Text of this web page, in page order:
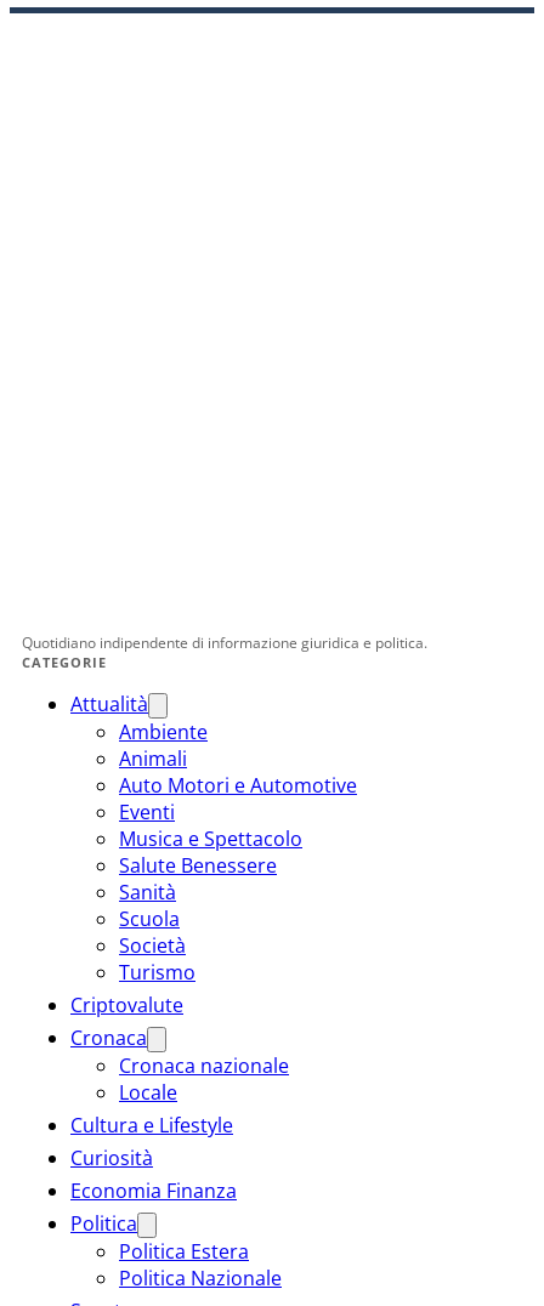
Quotidiano indipendente di informazione giuridica e politica.
CATEGORIE
Attualità
Ambiente
Animali
Auto Motori e Automotive
Eventi
Musica e Spettacolo
Salute Benessere
Sanità
Scuola
Società
Turismo
Criptovalute
Cronaca
Cronaca nazionale
Locale
Cultura e Lifestyle
Curiosità
Economia Finanza
Politica
Politica Estera
Politica Nazionale